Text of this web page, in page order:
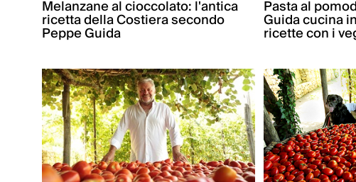
Melanzane al cioccolato: l'antica
ricetta della Costiera secondo
Peppe Guida
Pasta al
Guida cucina
ricette con i